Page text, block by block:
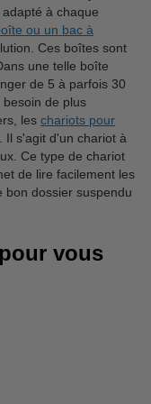
à chaque
ou un bac à
Ces boîtes sont
une telle boîte
de 5 à parfois 30
de plus
les chariots pour
Il s'agit d'un chariot à
Ce type de chariot
de lire facilement les
bon dossier suspendu
vous